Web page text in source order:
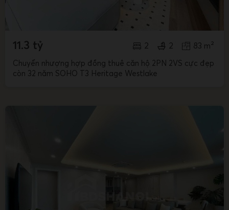
11.3 tỷ 2 2 83 m²
Chuyển nhượng hợp đồng thuê căn hộ 2PN 2VS cực đẹp
còn 32 năm SOHO T3 Heritage Westlake